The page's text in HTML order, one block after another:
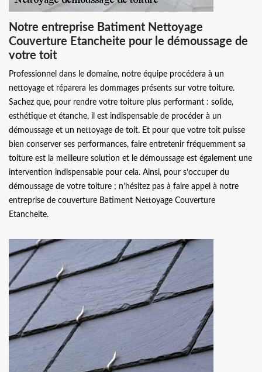
Notre entreprise Batiment Nettoyage
Couverture Etancheite pour le démoussage de
votre toit
Professionnel dans le domaine, notre équipe procédera à un
nettoyage et réparera les dommages présents sur votre toiture.
Sachez que, pour rendre votre toiture plus performant : solide,
esthétique et étanche, il est indispensable de procéder à un
démoussage et un nettoyage de toit. Et pour que votre toit puisse
bien conserver ses performances, faire entretenir fréquemment sa
toiture est la meilleure solution et le démoussage est également une
intervention indispensable pour cela. Ainsi, pour s’occuper du
démoussage de votre toiture ; n’hésitez pas à faire appel à notre
entreprise de couverture Batiment Nettoyage Couverture
Etancheite.